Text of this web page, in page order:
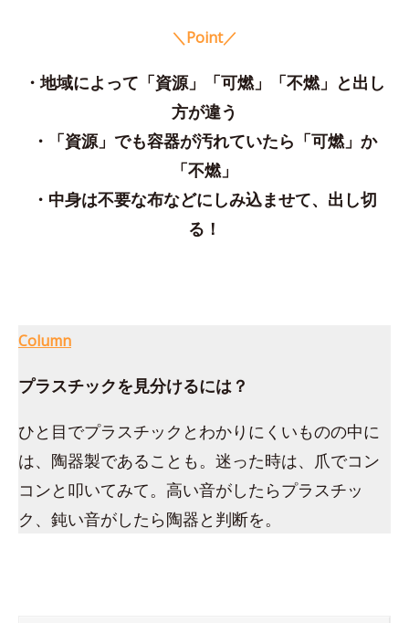
＼Point／
・地域によって「資源」「可燃」「不燃」と出し
方が違う
・「資源」でも容器が汚れていたら「可燃」か
「不燃」
・中身は不要な布などにしみ込ませて、出し切
る！
Column
プラスチックを見分けるには？
ひと目でプラスチックとわかりにくいものの中に
は、陶器製であることも。迷った時は、爪でコン
コンと叩いてみて。高い音がしたらプラスチッ
ク、鈍い音がしたら陶器と判断を。